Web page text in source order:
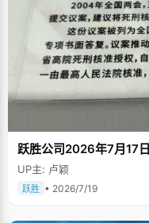
跃胜公司2026年7月17日
UP主: 卢颖
跃胜 • 2026/7/19